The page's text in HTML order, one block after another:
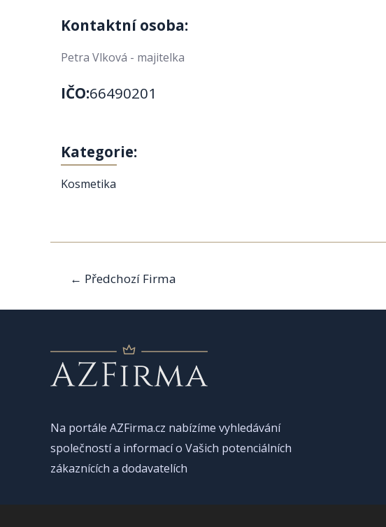
Kontaktní osoba:
Petra Vlková - majitelka
IČO:66490201
Kategorie:
Kosmetika
Navigace
pro
příspěvek
← Předchozí Firma
Na portále AZFirma.cz nabízíme vyhledávání
společností a informací o Vašich potenciálních
zákaznících a dodavatelích